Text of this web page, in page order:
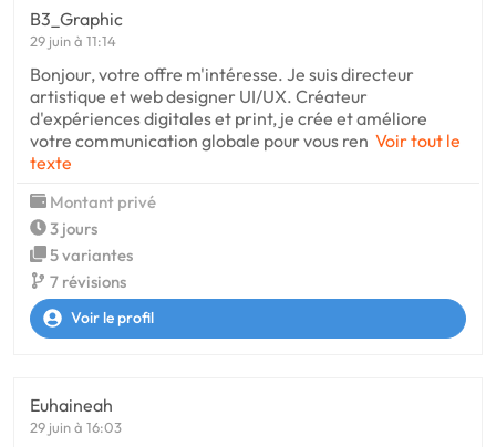
B3_Graphic
29 juin à 11:14
Bonjour, votre offre m'intéresse. Je suis directeur
artistique et web designer UI/UX. Créateur
d'expériences digitales et print, je crée et améliore
votre communication globale pour vous ren Voir tout le
texte
Montant privé
3 jours
5 variantes
7 révisions
Voir le profil
Euhaineah
29 juin à 16:03